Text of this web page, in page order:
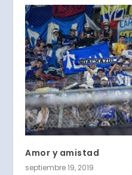
Amor y amistad
septiembre 19, 2019